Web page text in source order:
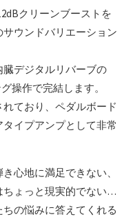
クリーンブーストを
ウンドバリエーション
デジタルリバーブの
操作で完結します。
ており、ペダルボード
イプアンプとして非常
心地に満足できない、
ちょっと現実的でない…
の悩みに答えてくれる